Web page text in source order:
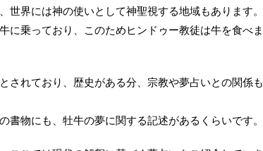
世界には神の使いとして神聖視する地域もあります。
に乗っており、このためヒンドゥー教徒は牛を食べま
されており、歴史がある分、宗教や夢占いとの関係も
書物にも、牡牛の夢に関する記述があるくらいです。